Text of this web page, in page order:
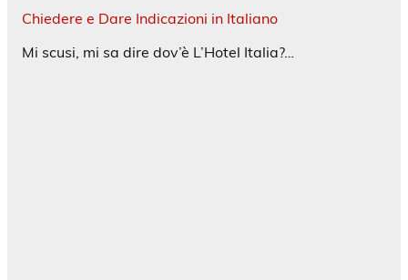
Chiedere e Dare Indicazioni in Italiano
Mi scusi, mi sa dire dov’è L’Hotel Italia?…